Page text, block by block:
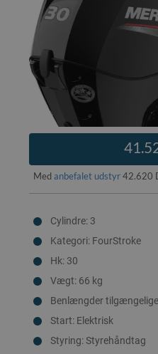
Med anbefalet udstyr42.620
Cylindre: 3
Kategori: FourStroke
Hk: 30
Vægt: 66 kg
Benlængder
Start: Elektrisk
Styring: Styrehåndtag